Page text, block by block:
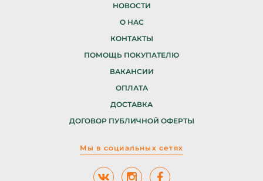
НОВОСТИ
О НАС
КОНТАКТЫ
ПОМОЩЬ ПОКУПАТЕЛЮ
ВАКАНСИИ
ОПЛАТА
ДОСТАВКА
ДОГОВОР ПУБЛИЧНОЙ ОФЕРТЫ
Мы в социальных сетях